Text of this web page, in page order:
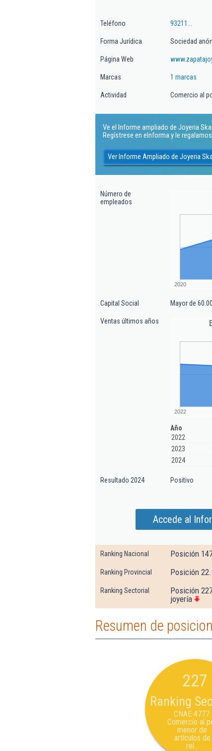
Teléfono 93211...
Forma Jurídica Sociedad
Página Web
Marcas 1 marcas
Actividad Comercio al
Ve el Informe ampliado de Joyeria
Regístrese en eInforma y le
Ver Informe Ampliado de Joyeria
Número de
empleados
2020
Capital Social Mayor de
Ventas últimos años
2022
Año
2022
2023
2024
Resultado 2024 Positivo
Accede al
Ranking Nacional Posición
Ranking Provincial Posición
Ranking Sectorial
Posición
joyería
Resumen de
227
Ranking
CNAE 4777:
Comercio al
menor de
artículos de
rel...